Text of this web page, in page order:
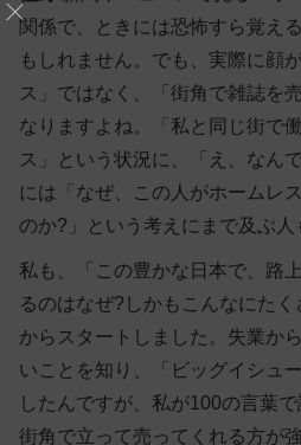
関係で、ときには恐怖すら覚え
もしれません。でも、実際に顔
ス」ではなく、「街角で雑誌を
なりますよね。「私と同じ街で
ス」という状況に、「え、なん
には「なぜ、この人がホームレ
のか?」という考えにまで及ぶ人
私も、「この豊かな日本で、路
るのはなぜ?しかもこんなにた
からスタートしました。失業か
いことを知り、「ビッグイシュ
したんですが、私が100の言葉
街角で立って売ってくれる方が